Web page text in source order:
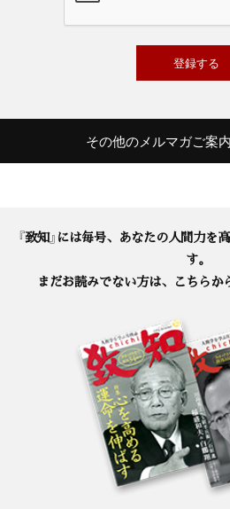
その他のメルマガご案
『致知』には毎号、あなたの人間力を
す。
まだお読みでない方は、こちらか